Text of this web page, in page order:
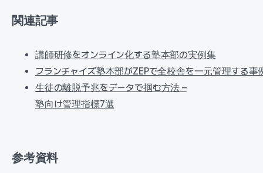
関連記事
講師研修をオンライン化する塾本部の実例集
フランチャイズ塾本部がZEPで全校舎を一元管理する事
生徒の離脱予兆をデータで掴む方法 –
塾向け管理指標7選
参考資料